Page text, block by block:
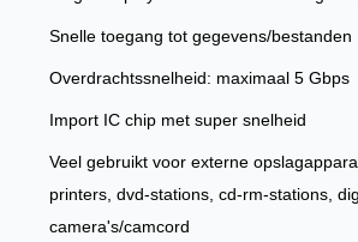
Snelle toegang tot gegevens/bestanden
Overdrachtssnelheid: maximaal 5 Gbps
Import IC chip met super snelheid
Veel gebruikt voor externe
printers, dvd-stations, cd-rm-stations,
camera's/camcord